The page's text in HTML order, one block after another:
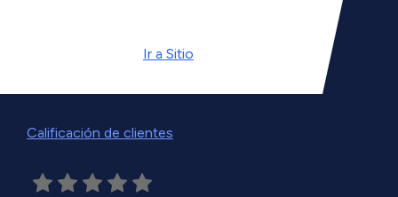
Ir a Sitio
Calificación de clientes